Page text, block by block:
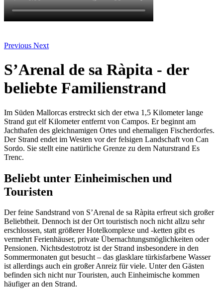
Previous Next
S’Arenal de sa Ràpita - der
beliebte Familienstrand
Im Süden Mallorcas erstreckt sich der etwa 1,5 Kilometer lange
Strand gut elf Kilometer entfernt von Campos. Er beginnt am
Jachthafen des gleichnamigen Ortes und ehemaligen Fischerdorfes.
Der Strand endet im Westen vor der felsigen Landschaft von Can
Sordo. Sie stellt eine natürliche Grenze zu dem Naturstrand Es
Trenc.
Beliebt unter Einheimischen und
Touristen
Der feine Sandstrand von S’Arenal de sa Ràpita erfreut sich großer
Beliebtheit. Dennoch ist der Ort touristisch noch nicht allzu sehr
erschlossen, statt größerer Hotelkomplexe und -ketten gibt es
vermehrt Ferienhäuser, private Übernachtungsmöglichkeiten oder
Pensionen. Nichtsdestotrotz ist der Strand insbesondere in den
Sommermonaten gut besucht – das glasklare türkisfarbene Wasser
ist allerdings auch ein großer Anreiz für viele. Unter den Gästen
befinden sich nicht nur Touristen, auch Einheimische kommen
häufiger an den Strand.